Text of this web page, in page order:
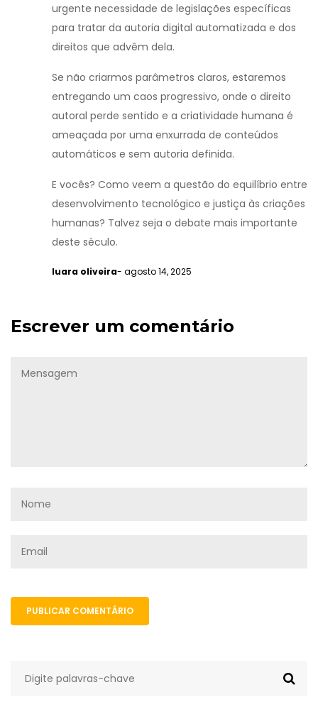
urgente necessidade de legislações específicas
para tratar da autoria digital automatizada e dos
direitos que advêm dela.
Se não criarmos parâmetros claros, estaremos
entregando um caos progressivo, onde o direito
autoral perde sentido e a criatividade humana é
ameaçada por uma enxurrada de conteúdos
automáticos e sem autoria definida.
E vocês? Como veem a questão do equilíbrio entre
desenvolvimento tecnológico e justiça às criações
humanas? Talvez seja o debate mais importante
deste século.
luara oliveira- agosto 14, 2025
Escrever um comentário
PUBLICAR COMENTÁRIO